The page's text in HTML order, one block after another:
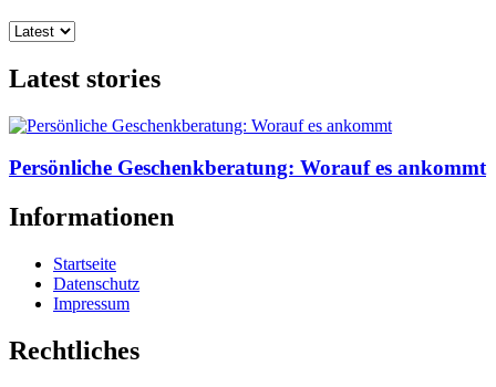
Latest stories
Persönliche Geschenkberatung: Worauf es ankommt
Informationen
Startseite
Datenschutz
Impressum
Rechtliches